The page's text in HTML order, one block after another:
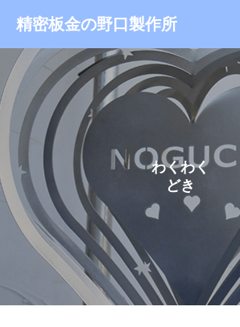
精密板金の野口製作所
わくわく
どきど